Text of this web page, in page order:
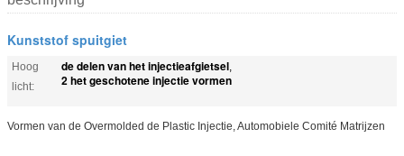
Kunststof spuitgiet
Hoog
licht:
de delen van het injectieafgietsel,
2 het geschotene injectie vormen
Vormen van de Overmolded de Plastic Injectie, Automobiele Comité Matrijzen